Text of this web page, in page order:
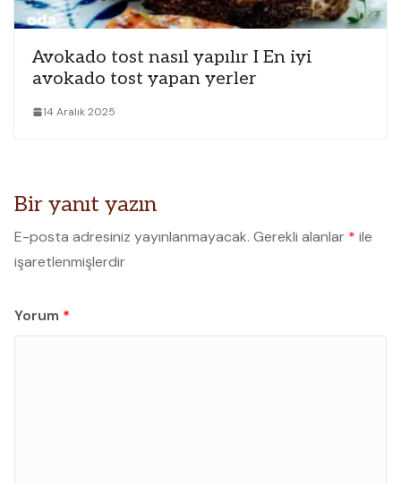
Avokado tost nasıl yapılır I En iyi
avokado tost yapan yerler
14 Aralık 2025
Bir yanıt yazın
E-posta adresiniz yayınlanmayacak. Gerekli alanlar * ile
işaretlenmişlerdir
Yorum *